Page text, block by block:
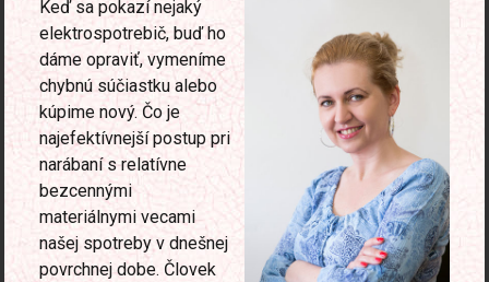
Keď sa pokazí nejaký
elektrospotrebič, buď ho
dáme opraviť, vymeníme
chybnú súčiastku alebo
kúpime nový. Čo je
najefektívnejší postup pri
narábaní s relatívne
bezcennými
materiálnymi vecami
našej spotreby v dnešnej
povrchnej dobe. Človek